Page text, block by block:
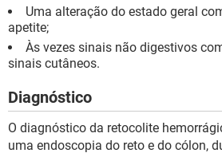
Uma alteração do estado geral
apetite;
Às vezes sinais não digestivos
sinais cutâneos.
Diagnóstico
O diagnóstico da retocolite
uma endoscopia do reto e do cólon,